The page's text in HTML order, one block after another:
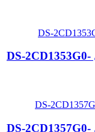
دوربین 5 مگاپیکسلی هایک ویژن مدل DS-2CD1353G0-
دوربین 5 مگاپیکسلی هایک ویژن مدل DS-2CD1357G0-